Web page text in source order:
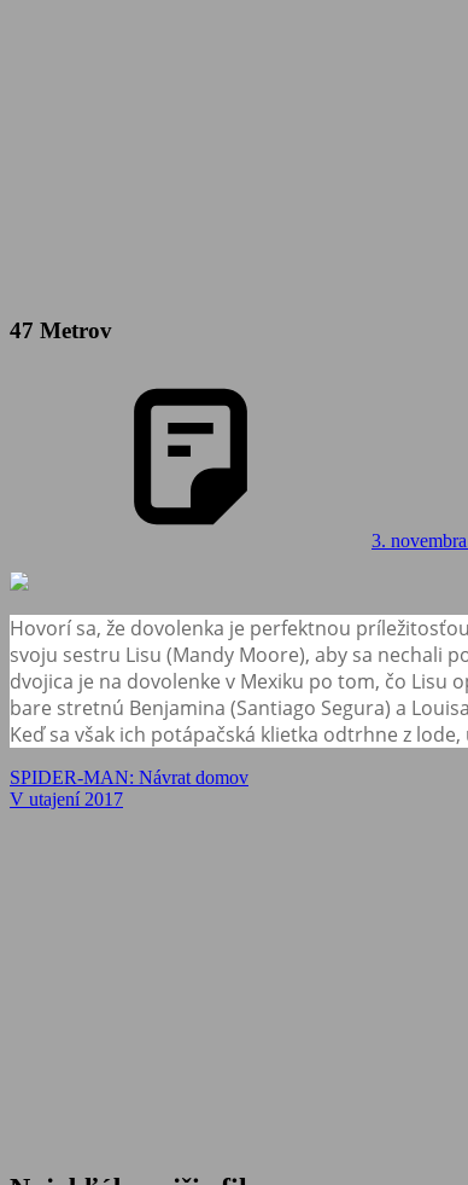
47 Metrov
3.
Hovorí sa, že dovolenka je perfektnou
svoju sestru Lisu (Mandy Moore), aby sa nechali
dvojica je na dovolenke v Mexiku po tom, čo Lisu
bare stretnú Benjamina (Santiago Segura) a
Keď sa však ich potápačská klietka odtrhne z
Navigácia
v
Previous
Post:
SPIDER-MAN: Návrat domov
Next
V utajení 2017